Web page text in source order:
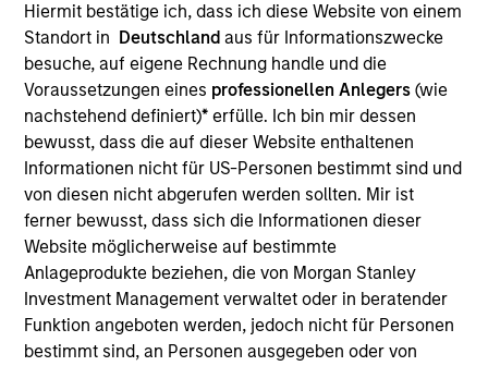
Hiermit bestätige ich, dass ich diese Website von einem
Standort in Deutschland aus für Informationszwecke
besuche, auf eigene Rechnung handle und die
Voraussetzungen eines professionellen Anlegers(wie
nachstehend definiert)* erfülle. Ich bin mir dessen
bewusst, dass die auf dieser Website enthaltenen
Informationen nicht für US-Personen bestimmt sind und
von diesen nicht abgerufen werden sollten. Mir ist
ferner bewusst, dass sich die Informationen dieser
Website möglicherweise auf bestimmte
Anlageprodukte beziehen, die von Morgan Stanley
Investment Management verwaltet oder in beratender
Funktion angeboten werden, jedoch nicht für Personen
bestimmt sind, an Personen ausgegeben oder von
Langfristiges Wachstum Ihrer Anlage.
Anlageansatz
Der Fonds strebt einen langfristigen
Kapitalzuwachs in US-Dollar an und investiert
dazu vorrangig in auf globale Währungen lautende
Wandelanleihen von Unternehmen, die ihren Sitz in
Industrie- oder Schwellenländern haben oder dort
ihre Geschäftstätigkeit ausüben.